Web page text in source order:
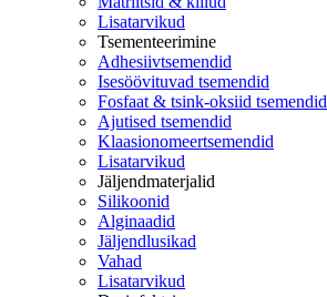
Lisatarvikud
Tsementeerimine
Adhesiivtsemendid
Isesöövituvad tsemendid
Fosfaat & tsink-oksiid tsemendid
Ajutised tsemendid
Klaasionomeertsemendid
Lisatarvikud
Jäljendmaterjalid
Silikoonid
Alginaadid
Jäljendlusikad
Vahad
Lisatarvikud